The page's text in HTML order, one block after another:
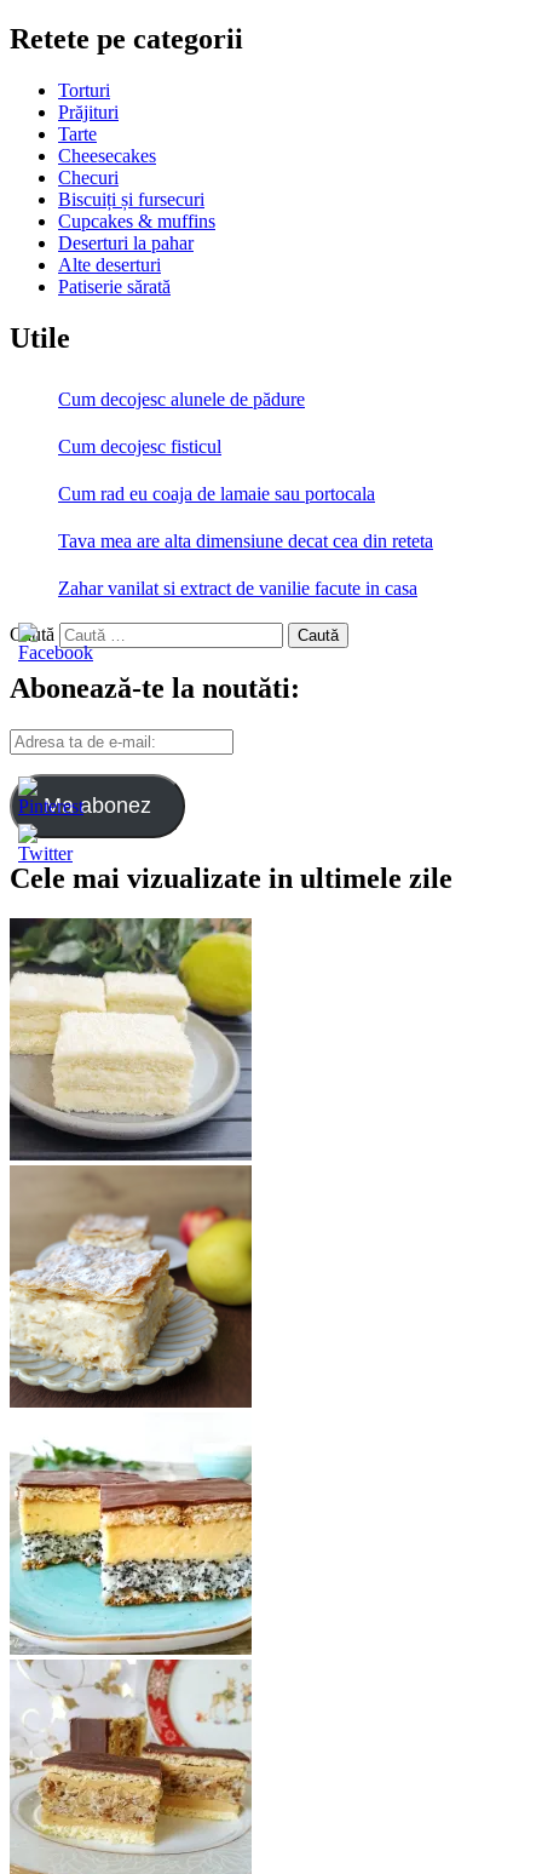
Retete pe categorii
Torturi
Prăjituri
Tarte
Cheesecakes
Checuri
Biscuiți și fursecuri
Cupcakes & muffins
Deserturi la pahar
Alte deserturi
Patiserie sărată
Utile
Cum decojesc alunele de pădure
Cum decojesc fisticul
Cum rad eu coaja de lamaie sau portocala
Tava mea are alta dimensiune decat cea din reteta
Zahar vanilat si extract de vanilie facute in casa
Caută
Abonează-te la noutăti:
Adresa
ta
de
e-
mail:
Ma abonez
Cele mai vizualizate in ultimele zile